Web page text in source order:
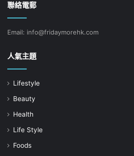
聯絡電郵
Email: info@fridaymorehk.com
人氣主題
Lifestyle
Beauty
Health
Life Style
Foods